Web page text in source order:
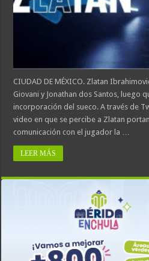
CIUDAD DE MÉXICO. Zlatan
Giovani y Jonathan dos Santos, luego
incorporación del sueco. A través de
video en que se percibe a Zlatan
comunicación con el jugador la …
LEER MÁS